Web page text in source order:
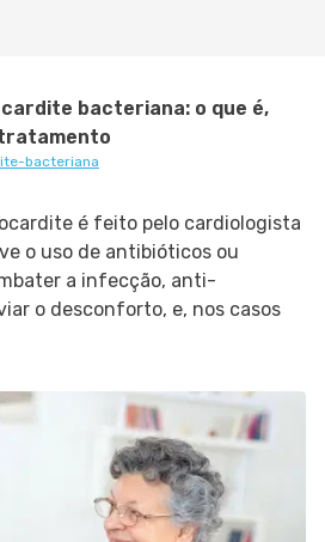
bacteriana: o que é,
bacteriana
é feito pelo cardiologista
o uso de antibióticos ou
a infecção, anti-
o desconforto, e, nos casos